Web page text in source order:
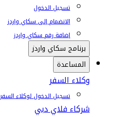
تسجيل الدخول
الانضمام إلى سكاي واردز
إضافة رقم سكاي واردز
برنامج سكاي واردز
المساعدة
وكلاء السفر
تسجيل الدخول لوكلاء السفر
شركاء فلاي دبي